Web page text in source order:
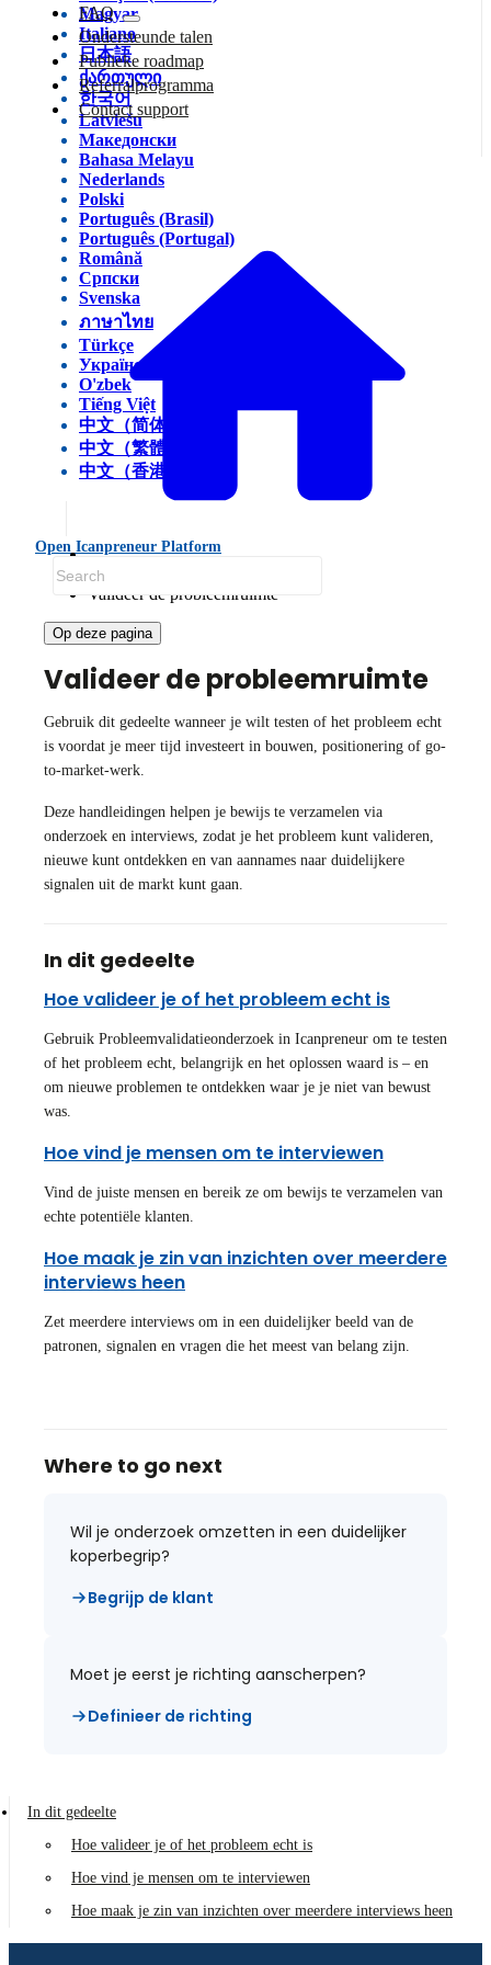
Magyar
Italiano
日本語
ქართული
한국어
Latviešu
Македонски
Bahasa Melayu
Nederlands
Polski
Português (Brasil)
Português (Portugal)
Română
Српски
Svenska
ภาษาไทย
Türkçe
Українська
O'zbek
Tiếng Việt
中文（简体）
中文（繁體）
中文（香港）
Open Icanpreneur Platform
FAQ
Ondersteunde talen
Publieke roadmap
Referralprogramma
Contact support
Handleidingen
Valideer de probleemruimte
Op deze pagina
Valideer de probleemruimte
Gebruik dit gedeelte wanneer je wilt testen of het probleem echt
is voordat je meer tijd investeert in bouwen, positionering of go-
to-market-werk.
Deze handleidingen helpen je bewijs te verzamelen via
onderzoek en interviews, zodat je het probleem kunt valideren,
nieuwe kunt ontdekken en van aannames naar duidelijkere
signalen uit de markt kunt gaan.
In dit gedeelte
Hoe valideer je of het probleem echt is
Gebruik Probleemvalidatieonderzoek in Icanpreneur om te testen
of het probleem echt, belangrijk en het oplossen waard is – en
om nieuwe problemen te ontdekken waar je je niet van bewust
was.
Hoe vind je mensen om te interviewen
Vind de juiste mensen en bereik ze om bewijs te verzamelen van
echte potentiële klanten.
Hoe maak je zin van inzichten over meerdere
interviews heen
Zet meerdere interviews om in een duidelijker beeld van de
patronen, signalen en vragen die het meest van belang zijn.
Where to go next
Wil je onderzoek omzetten in een duidelijker
koperbegrip?
Begrijp de klant
Moet je eerst je richting aanscherpen?
Definieer de richting
In dit gedeelte
Hoe valideer je of het probleem echt is
Hoe vind je mensen om te interviewen
Hoe maak je zin van inzichten over meerdere interviews heen